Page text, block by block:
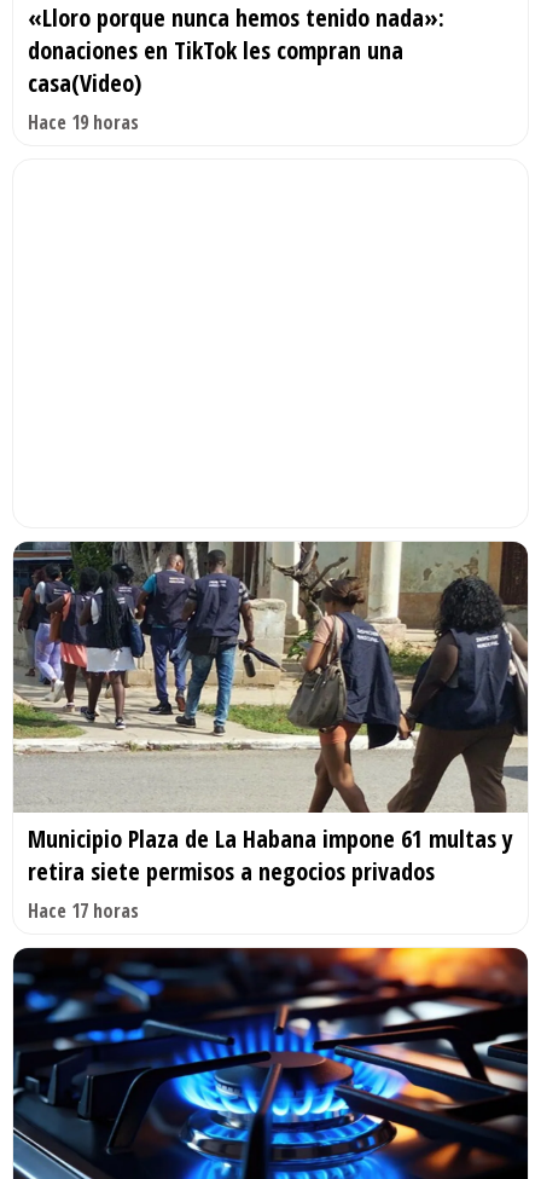
«Lloro porque nunca hemos tenido nada»:
donaciones en TikTok les compran una
casa(Video)
Hace 19 horas
Municipio Plaza de La Habana impone 61 multas y
retira siete permisos a negocios privados
Hace 17 horas